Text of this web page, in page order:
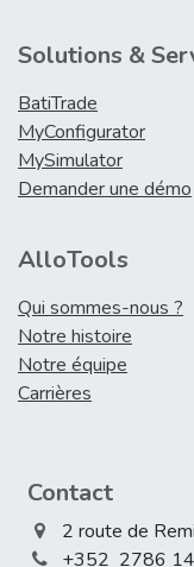
Solutions &
BatiTrade
MyConfigurator
MySimulator
Demander une démo
AlloTools
Qui sommes-nous ?
Notre histoire
Notre équipe
Carrières
Contact
2 route de
+352 2786